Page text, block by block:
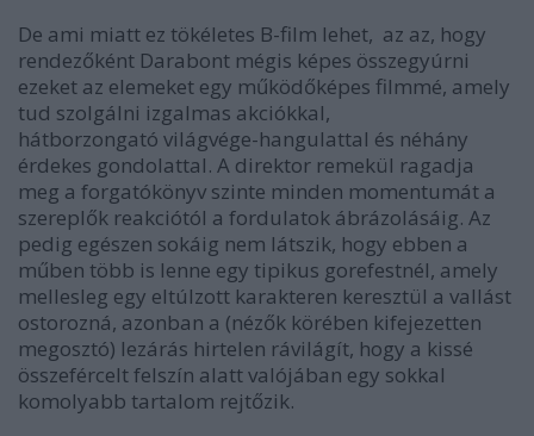
De ami miatt ez tökéletes B-film lehet, az az, hogy
rendezőként Darabont mégis képes összegyúrni
ezeket az elemeket egy működőképes filmmé, amely
tud szolgálni izgalmas akciókkal,
hátborzongató világvége-hangulattal és néhány
érdekes gondolattal. A direktor remekül ragadja
meg a forgatókönyv szinte minden momentumát a
szereplők reakciótól a fordulatok ábrázolásáig. Az
pedig egészen sokáig nem látszik, hogy ebben a
műben több is lenne egy tipikus gorefestnél, amely
mellesleg egy eltúlzott karakteren keresztül a vallást
ostorozná, azonban a (nézők körében kifejezetten
megosztó) lezárás hirtelen rávilágít, hogy a kissé
összefércelt felszín alatt valójában egy sokkal
komolyabb tartalom rejtőzik.